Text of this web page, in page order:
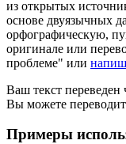
из открытых
основе двуязычных
орфографическую,
оригинале или
проблеме" или
Ваш текст переведен
Вы можете
Примеры